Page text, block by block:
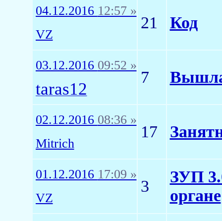
04.12.2016 12:57 »
VZ
21 Код
03.12.2016 09:52 »
taras12
7
02.12.2016 08:36 »
Mitrich
17
01.12.2016 17:09 »
VZ
3
ЗУП
органе